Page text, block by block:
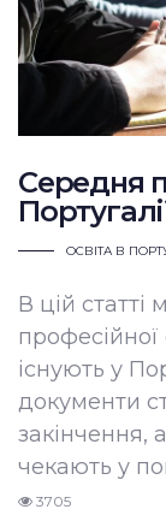
Середня
ОСВІТА В
В цій статті
професійної
існують у
документи
закінчення,
чекають у
3705